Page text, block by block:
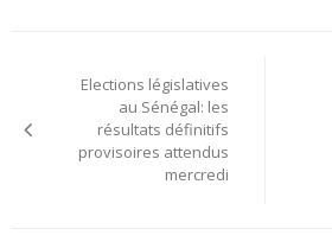
l’article
Elections législatives
au Sénégal: les
résultats définitifs
provisoires attendus
mercredi